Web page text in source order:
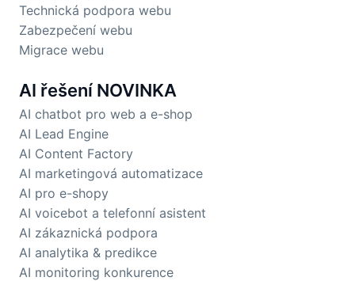
Technická podpora webu
Zabezpečení webu
Migrace webu
AI řešení NOVINKA
AI chatbot pro web a e-shop
AI Lead Engine
AI Content Factory
AI marketingová automatizace
AI pro e-shopy
AI voicebot a telefonní asistent
AI zákaznická podpora
AI analytika & predikce
AI monitoring konkurence